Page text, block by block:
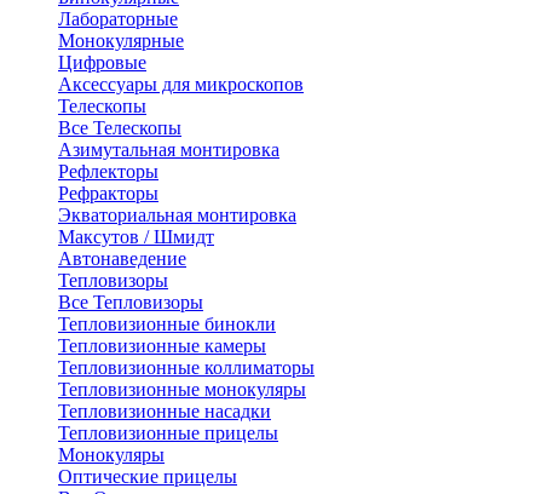
Лабораторные
Монокулярные
Цифровые
Аксессуары для микроскопов
Телескопы
Все Телескопы
Азимутальная монтировка
Рефлекторы
Рефракторы
Экваториальная монтировка
Максутов / Шмидт
Автонаведение
Тепловизоры
Все Тепловизоры
Тепловизионные бинокли
Тепловизионные камеры
Тепловизионные коллиматоры
Тепловизионные монокуляры
Тепловизионные насадки
Тепловизионные прицелы
Монокуляры
Оптические прицелы